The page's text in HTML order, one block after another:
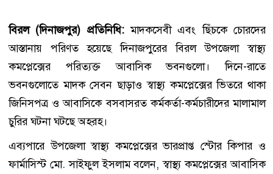
বিরল (দিনাজপুর) প্রতিনিধি:মাদকসেবী এবং ছিঁচকে চোরদের
আস্তানায় পরিণত হয়েছে দিনাজপুরের বিরল উপজেলা স্বাস্থ্য
কমপ্লেক্সের পরিত্যক্ত আবাসিক ভবনগুলো। দিনে-রাতে
ভবনগুলোতে মাদক সেবন ছাড়াও স্বাস্থ্য কমপ্লেক্সের ভিতরে থাকা
জিনিসপত্র ও আবাসিকে বসবাসরত কর্মকর্তা-কর্মচারীদের মালামাল
চুরির ঘটনা ঘটছে অহরহ।
এব্যপারে উপজেলা স্বাস্থ্য কমপ্লেক্সের ভারপ্রাপ্ত স্টোর কিপার ও
ফার্মাসিস্ট মো. সাইফুল ইসলাম বলেন, স্বাস্থ্য কমপ্লেক্সের আবাসিক